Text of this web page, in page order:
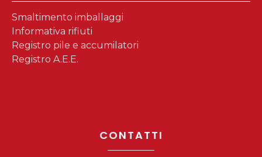
Smaltimento imballaggi
Informativa rifiuti
Registro pile e accumilatori
Registro A.E.E.
CONTATTI